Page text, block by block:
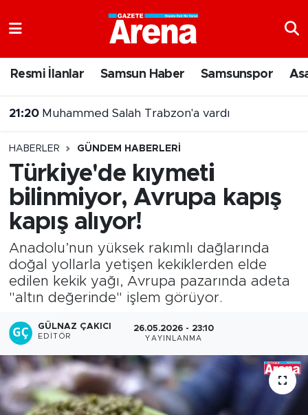
Resmi İlanlar Samsun Haber Samsunspor
21:20 Muhammed Salah Trabzon'a vardı
20:43 Şehit Yakınları ve Gazilere Yönelik Kanun Teklifi Komisyonda
HABERLER GÜNDEM HABERLERI
Türkiye'de kıymeti
bilinmiyor, Avrupa kapış
kapış alıyor!
Anadolu’nun yüksek rakımlı dağlarında
doğal yollarla yetişen kekiklerden elde
edilen kekik yağı, Avrupa pazarında adeta
"altın değerinde" işlem görüyor.
GÜLNAZ ÇAKICI
EDITÖR
26.05.2026 - 23:10
YAYINLANMA
Süper Lig Puan Durumu ve Fikstür
Tüm Manşetler
Son Dakika Haberleri
Haber Arşivi